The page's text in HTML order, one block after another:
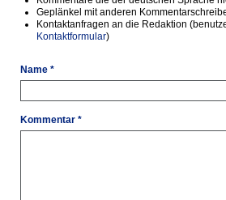
Geplänkel mit anderen
Kontaktanfragen an die Redaktion
Kontaktformular)
Name *
Kommentar *